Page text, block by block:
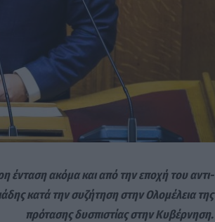
ένταση ακόμα και από την εποχή του αντι-
κατά την συζήτηση στην Ολομέλεια της
πρότασης δυσπιστίας στην Κυβέρνηση.